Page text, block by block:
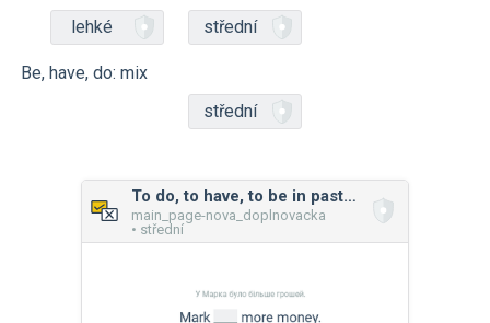
lehké
střední
Be, have, do: mix
střední
To do, to have, to be in past simple
main_page-nova_doplnovacka
• střední